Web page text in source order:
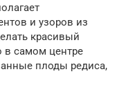
и узоров из
красивый
в самом центре
плоды редиса,